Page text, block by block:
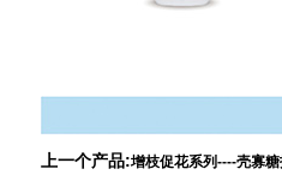
上一个产品:增枝促花系列----壳寡糖